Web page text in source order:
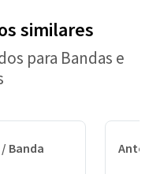
similares
para Bandas e
Banda